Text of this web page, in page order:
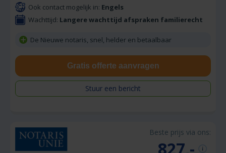
Ook contact mogelijk in: Engels
Wachttijd: Langere wachttijd afspraken familierecht
De Nieuwe notaris, snel, helder en betaalbaar
Gratis offerte aanvragen
Stuur een bericht
Beste prijs via ons: